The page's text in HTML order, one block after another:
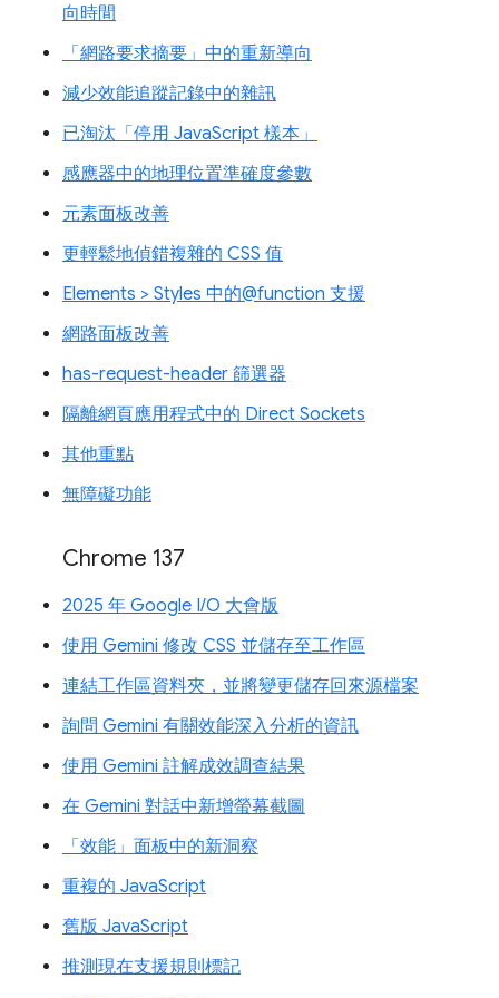
向時間
「網路要求摘要」中的重新導向
減少效能追蹤記錄中的雜訊
已淘汰「停用 JavaScript 樣本」
感應器中的地理位置準確度參數
元素面板改善
更輕鬆地偵錯複雜的 CSS 值
Elements > Styles 中的@function 支援
網路面板改善
has-request-header 篩選器
隔離網頁應用程式中的 Direct Sockets
其他重點
無障礙功能
Chrome 137
2025 年 Google I/O 大會版
使用 Gemini 修改 CSS 並儲存至工作區
連結工作區資料夾，並將變更儲存回來源檔案
詢問 Gemini 有關效能深入分析的資訊
使用 Gemini 註解成效調查結果
在 Gemini 對話中新增螢幕截圖
「效能」面板中的新洞察
重複的 JavaScript
舊版 JavaScript
推測現在支援規則標記